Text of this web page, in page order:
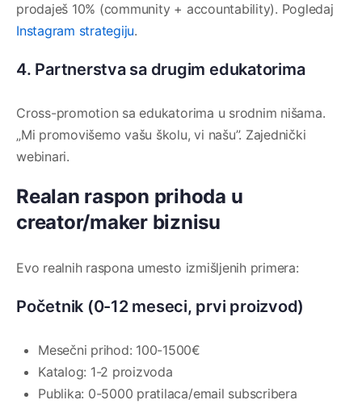
prodaješ 10% (community + accountability). Pogledaj
Instagram strategiju.
4. Partnerstva sa drugim edukatorima
Cross-promotion sa edukatorima u srodnim nišama.
„Mi promovišemo vašu školu, vi našu”. Zajednički
webinari.
Realan raspon prihoda u
creator/maker biznisu
Evo realnih raspona umesto izmišljenih primera:
Početnik (0-12 meseci, prvi proizvod)
Mesečni prihod: 100-1500€
Katalog: 1-2 proizvoda
Publika: 0-5000 pratilaca/email subscribera